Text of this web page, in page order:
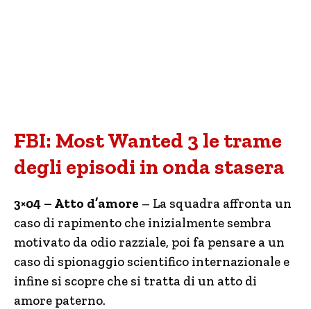
FBI: Most Wanted 3 le trame
degli episodi in onda stasera
3×04 – Atto d’amore – La squadra affronta un
caso di rapimento che inizialmente sembra
motivato da odio razziale, poi fa pensare a un
caso di spionaggio scientifico internazionale e
infine si scopre che si tratta di un atto di
amore paterno.